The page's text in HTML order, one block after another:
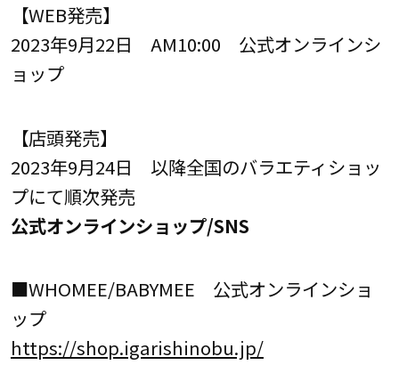
【WEB発売】
2023年9月22日 AM10:00 公式オンラインシ
ョップ
【店頭発売】
2023年9月24日 以降全国のバラエティショッ
プにて順次発売
公式オンラインショップ/SNS
■WHOMEE/BABYMEE 公式オンラインショ
ップ
https://shop.igarishinobu.jp/